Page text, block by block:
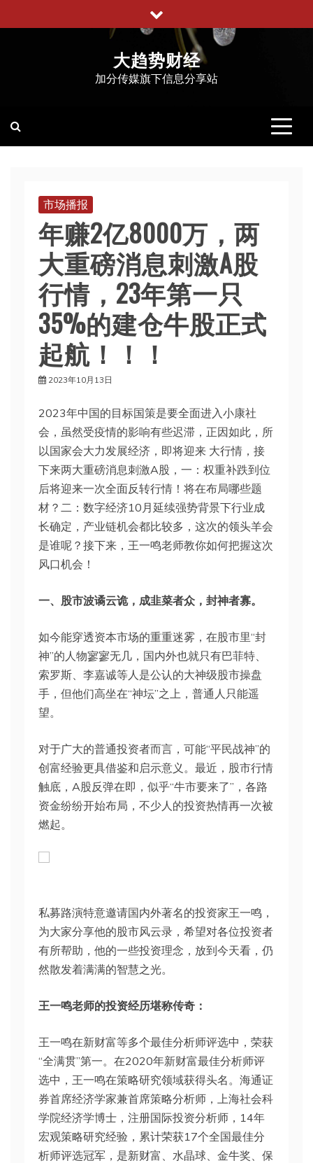
至
大趋势财经
加分传媒旗下信息分享站
市场播报
年赚2亿8000万，两
大重磅消息刺激A股
行情，23年第一只
35%的建仓牛股正式
起航！！！
2023年10月13日
2023年中国的目标国策是要全面进入小康社
会，虽然受疫情的影响有些迟滞，正因如此，所
以国家会大力发展经济，即将迎来 大行情，接
下来两大重磅消息刺激A股，一：权重补跌到位
后将迎来一次全面反转行情！将在布局哪些题
材？二：数字经济10月延续强势背景下行业成
长确定，产业链机会都比较多，这次的领头羊会
是谁呢？接下来，王一鸣老师教你如何把握这次
风口机会！
一、股市波谲云诡，成韭菜者众，封神者寡。
如今能穿透资本市场的重重迷雾，在股市里“封
神”的人物寥寥无几，国内外也就只有巴菲特、
索罗斯、李嘉诚等人是公认的大神级股市操盘
手，但他们高坐在“神坛”之上，普通人只能遥
望。
对于广大的普通投资者而言，可能“平民战神”的
创富经验更具借鉴和启示意义。最近，股市行情
触底，A股反弹在即，似乎“牛市要来了”，各路
资金纷纷开始布局，不少人的投资热情再一次被
燃起。
私募路演特意邀请国内外著名的投资家王一鸣，
为大家分享他的股市风云录，希望对各位投资者
有所帮助，他的一些投资理念，放到今天看，仍
然散发着满满的智慧之光。
王一鸣老师的投资经历堪称传奇：
王一鸣在新财富等多个最佳分析师评选中，荣获
“全满贯”第一。在2020年新财富最佳分析师评
选中，王一鸣在策略研究领域获得头名。海通证
券首席经济学家兼首席策略分析师，上海社会科
学院经济学博士，注册国际投资分析师，14年
宏观策略研究经验，累计荣获17个全国最佳分
析师评选冠军，是新财富、水晶球、金牛奖、保